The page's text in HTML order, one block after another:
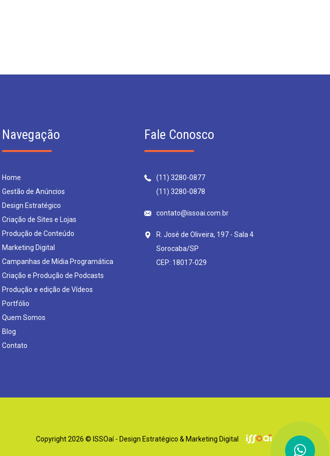
Navegação
Home
Gestão de Anúncios
Design Estratégico
Criação de Sites e Lojas
Produção de Conteúdo
Marketing Digital
Campanhas de Mídia Programática
Criação e Produção de Podcasts
Produção e edição de Vídeos
Portfólio
Quem Somos
Blog
Contato
Fale Conosco
(11) 3280-0877
(11) 3280-0878
contato@issoai.com.br
R. José de Oliveira, 197 - Sala 4
Sorocaba/SP
CEP: 18017-029
Copyright 2026 © ISSOaí - Design Estratégico & Marketing Digital